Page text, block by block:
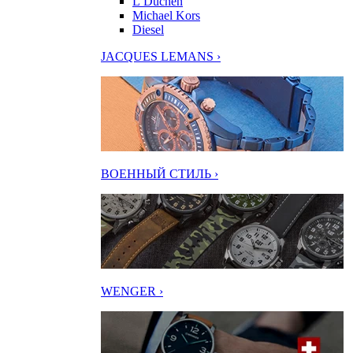
Michael Kors
Diesel
JACQUES LEMANS ›
ВОЕННЫЙ СТИЛЬ ›
WENGER ›